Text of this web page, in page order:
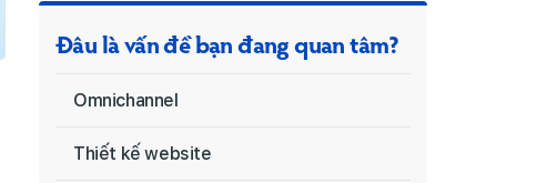
Đâu là vấn đề bạn đang quan tâm?
Omnichannel
Thiết kế website